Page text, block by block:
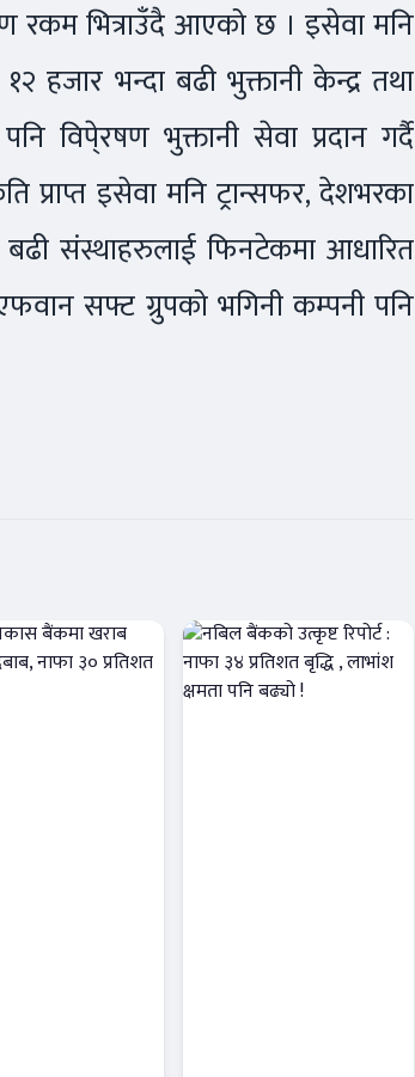
रकम भित्राउँदै आएको छ । इसेवा मनि
हजार भन्दा बढी भुक्तानी केन्द्र तथा
विपे्रषण भुक्तानी सेवा प्रदान गर्दै
प्राप्त इसेवा मनि ट्रान्सफर, देशभरका
संस्थाहरुलाई फिनटेकमा आधारित
सफ्ट ग्रुपको भगिनी कम्पनी पनि